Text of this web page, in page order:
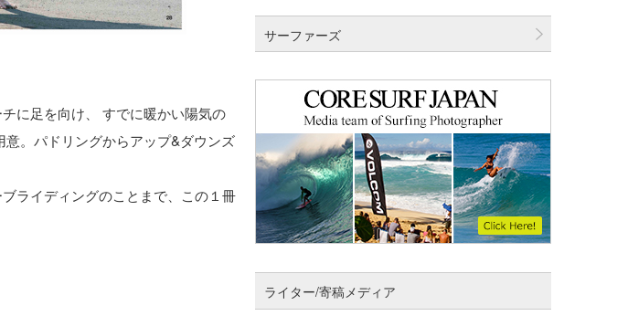
に足を向け、 すでに暖かい陽気の
。パドリングからアップ&ダウンズ
ライディングのことまで、この１冊
四国
沖縄
サーファーズ
ライター/寄稿メディア